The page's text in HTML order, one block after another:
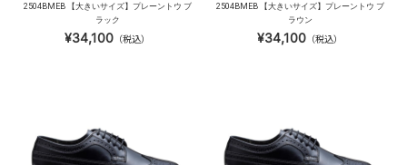
2504BMEB 【大きいサイズ】プレーントウ ブ
ラック
¥34,100 （税込）
2504BMEB 【大きいサイズ】プレーントウ ブ
ラウン
¥34,100 （税込）